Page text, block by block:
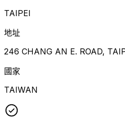
TAIPEI
地址
246 CHANG AN E. ROAD,
國家
TAIWAN